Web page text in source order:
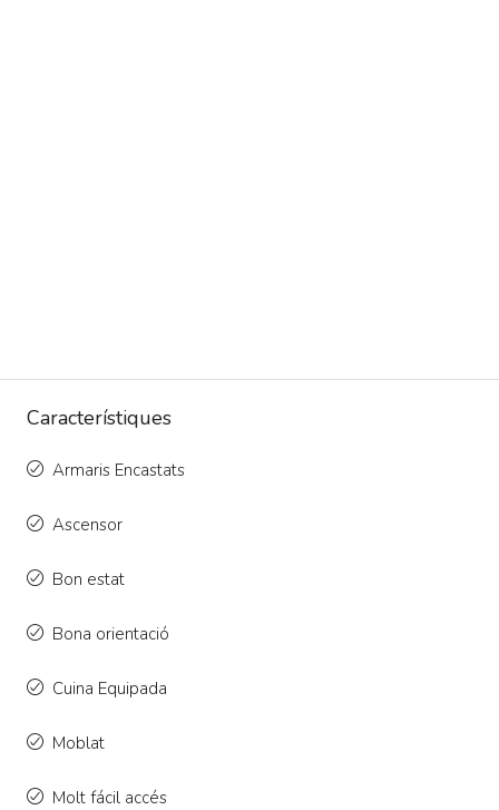
Característiques
Armaris Encastats
Ascensor
Bon estat
Bona orientació
Cuina Equipada
Moblat
Molt fácil accés